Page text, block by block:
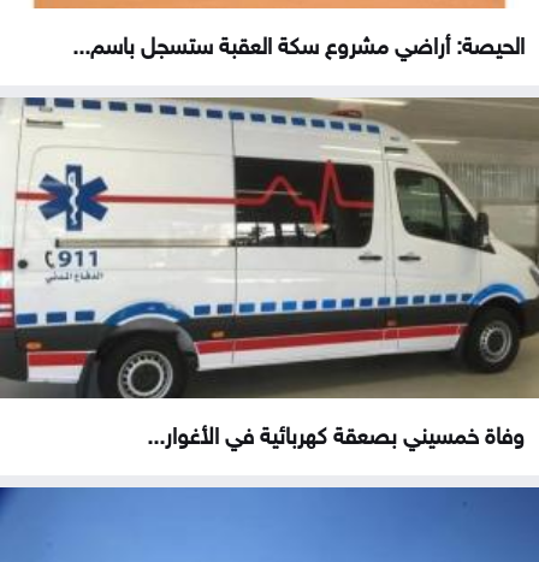
الحيصة: أراضي مشروع سكة العقبة ستسجل باسم...
وفاة خمسيني بصعقة كهربائية في الأغوار...